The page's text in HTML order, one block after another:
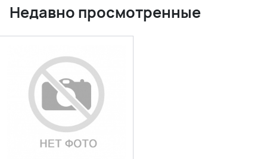
Недавно просмотренные